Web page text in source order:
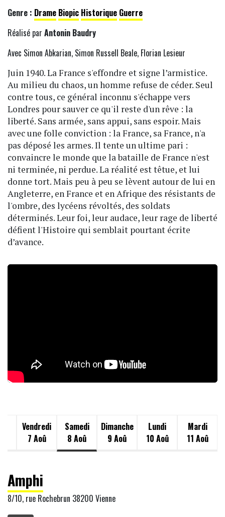
Genre : Drame Biopic Historique Guerre
Réalisé par Antonin Baudry
Avec Simon Abkarian, Simon Russell Beale, Florian Lesieur
Juin 1940. La France s'effondre et signe l’armistice.
Au milieu du chaos, un homme refuse de céder. Seul
contre tous, ce général inconnu s'échappe vers
Londres pour sauver ce qu'il reste d'un rêve : la
liberté. Sans armée, sans appui, sans espoir. Mais
avec une folle conviction : la France, sa France, n'a
pas déposé les armes. Il tente un ultime pari :
convaincre le monde que la bataille de France n'est
ni terminée, ni perdue. La réalité est têtue, et lui
donne tort. Mais peu à peu se lèvent autour de lui en
Angleterre, en France et en Afrique des résistants de
l'ombre, des lycéens révoltés, des soldats
déterminés. Leur foi, leur audace, leur rage de liberté
défient l'Histoire qui semblait pourtant écrite
d’avance.
Vendredi
7 Aoû
Samedi
8 Aoû
Dimanche
9 Aoû
Lundi
10 Aoû
Mardi
11 Aoû
Amphi
8/10, rue Rochebrun 38200 Vienne